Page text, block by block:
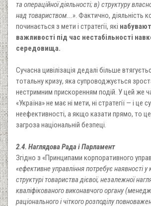
та операційної діяльності; в) структуру
над товариством...». Фактично, діяльність
починається з мети і стратегії, які
важливості під час нестабільності
середовища.
Сучасна цивілізація дедалі більше
тотальну кризу, яка супроводжується
нестримним прискоренням подій. У цей же
«Україна» не має ні мети, ні стратегії — і це
неефективності, а якщо казати прямо, то
загроза національній безпеці.
2.4. Наглядова Рада і Парламент
Згідно з «Принципами корпоративного
«ефективне управління потребує наявності у
структурі товариства дієвої, незалежної
кваліфікованого виконавчого органу
раціонального і чіткого розподілу